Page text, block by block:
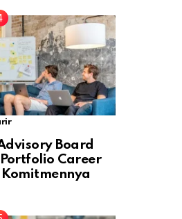
Board
Career